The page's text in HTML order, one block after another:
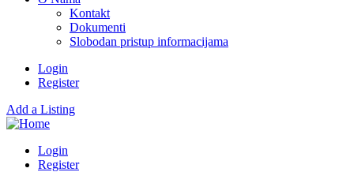
Kontakt
Dokumenti
Slobodan pristup informacijama
Login
Register
Add a Listing
Login
Register